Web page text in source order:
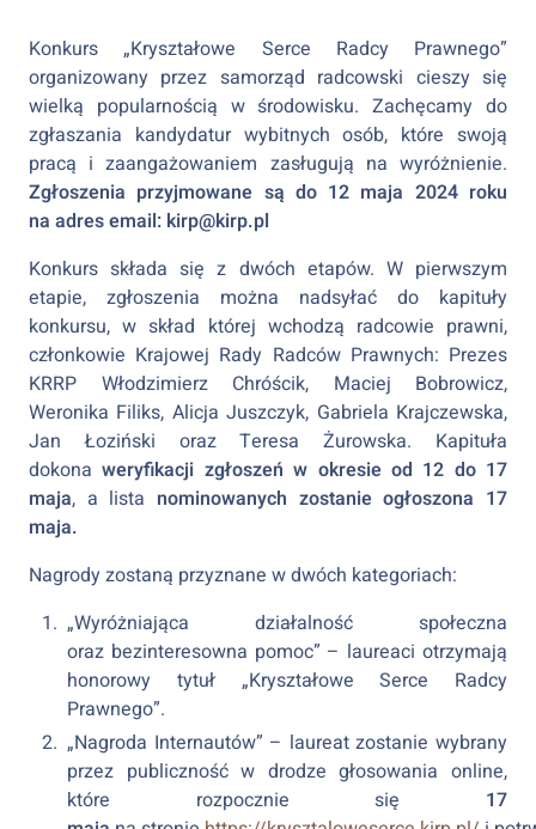
Konkurs „Kryształowe Serce Radcy Prawnego”
organizowany przez samorząd radcowski cieszy się
wielką popularnością w środowisku. Zachęcamy do
zgłaszania kandydatur wybitnych osób, które swoją
pracą i zaangażowaniem zasługują na wyróżnienie.
Zgłoszenia przyjmowane są do 12 maja 2024 roku
na adres email: kirp@kirp.pl
Konkurs składa się z dwóch etapów. W pierwszym
etapie, zgłoszenia można nadsyłać do kapituły
konkursu, w skład której wchodzą radcowie prawni,
członkowie Krajowej Rady Radców Prawnych: Prezes
KRRP Włodzimierz Chróścik, Maciej Bobrowicz,
Weronika Filiks, Alicja Juszczyk, Gabriela Krajczewska,
Jan Łoziński oraz Teresa Żurowska. Kapituła
dokonaweryfikacji zgłoszeń w okresie od 12 do 17
maja, a lista nominowanych zostanie ogłoszona 17
maja.
Nagrody zostaną przyznane w dwóch kategoriach:
„Wyróżniająca działalność społeczna
oraz bezinteresowna pomoc” – laureaci otrzymają
honorowy tytuł „Kryształowe Serce Radcy
Prawnego”.
„Nagroda Internautów” – laureat zostanie wybrany
przez publiczność w drodze głosowania online,
które rozpocznie się 17